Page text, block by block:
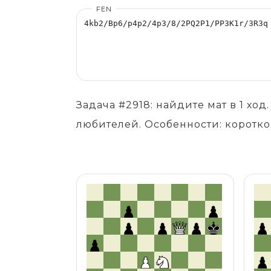
FEN
Задача #2918: найдите мат в 1
любителей. Особенности: